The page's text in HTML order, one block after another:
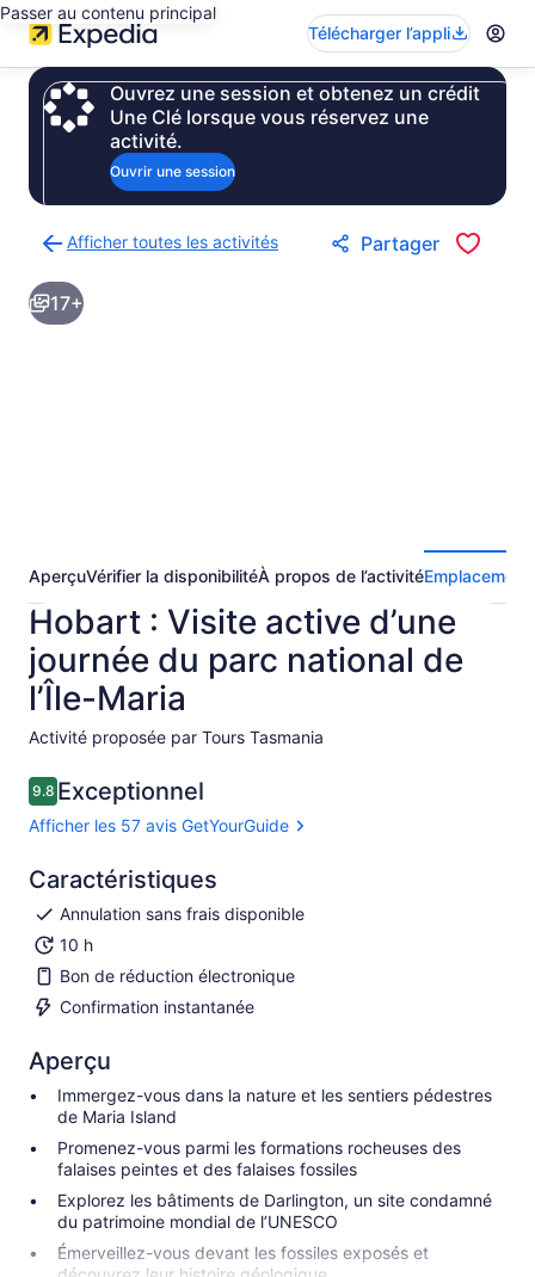
Passer au contenu principal
Télécharger l’appli
Ouvrez une session et obtenez un crédit
Une Clé lorsque vous réservez une
activité.
Ouvrir une session
Afficher toutes les activités
à
la
page
Partager
17+
AperçuVérifier la disponibilitéÀ propos de l’activitéEmplacement
Hobart : Visite active d’une
journée du parc national de
l’Île-Maria
Activité proposée par Tours Tasmania
9.89.8 sur 10
Exceptionnel
Afficher les 57 avis GetYourGuide
Caractéristiques
Annulation sans frais disponible
10 h
Bon de réduction électronique
Confirmation instantanée
Aperçu
Immergez-vous dans la nature et les sentiers pédestres
de Maria Island
Promenez-vous parmi les formations rocheuses des
falaises peintes et des falaises fossiles
Explorez les bâtiments de Darlington, un site condamné
du patrimoine mondial de l’UNESCO
Émerveillez-vous devant les fossiles exposés et